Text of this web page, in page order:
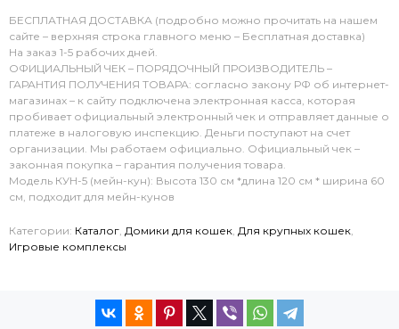
БЕСПЛАТНАЯ ДОСТАВКА (подробно можно прочитать на нашем
сайте – верхняя строка главного меню – Бесплатная доставка)
На заказ 1-5 рабочих дней.
ОФИЦИАЛЬНЫЙ ЧЕК – ПОРЯДОЧНЫЙ ПРОИЗВОДИТЕЛЬ –
ГАРАНТИЯ ПОЛУЧЕНИЯ ТОВАРА: согласно закону РФ об интернет-
магазинах – к сайту подключена электронная касса, которая
пробивает официальный электронный чек и отправляет данные о
платеже в налоговую инспекцию. Деньги поступают на счет
организации. Мы работаем официально. Официальный чек –
законная покупка – гарантия получения товара.
Модель КУН-5 (мейн-кун): Высота 130 см *длина 120 см * ширина 60
см, подходит для мейн-кунов
Категории: Каталог, Домики для кошек, Для крупных кошек,
Игровые комплексы